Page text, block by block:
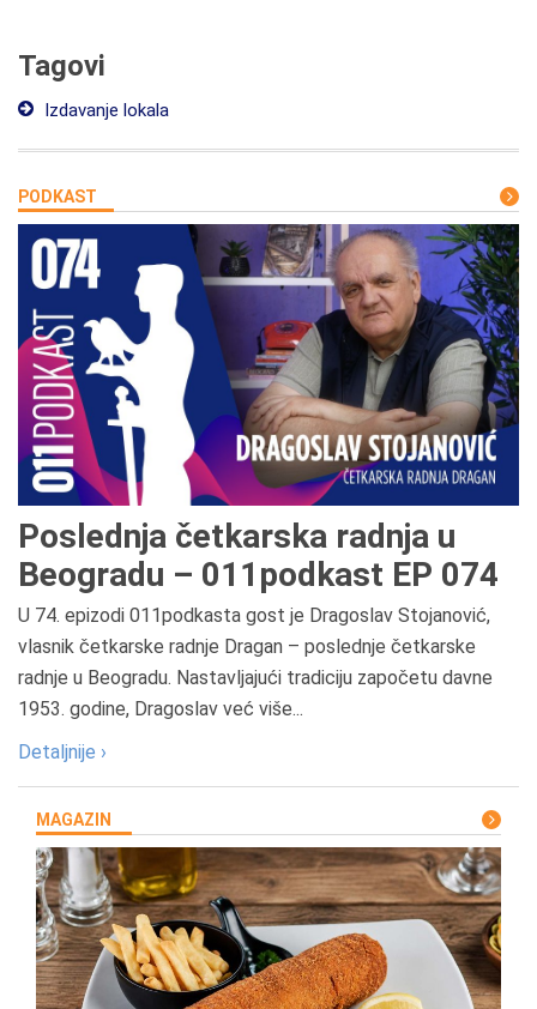
Tagovi
Izdavanje lokala
PODKAST
Poslednja četkarska radnja u
Beogradu – 011podkast EP 074
U 74. epizodi 011podkasta gost je Dragoslav Stojanović,
vlasnik četkarske radnje Dragan – poslednje četkarske
radnje u Beogradu. Nastavljajući tradiciju započetu davne
1953. godine, Dragoslav već više...
Detaljnije ›
MAGAZIN